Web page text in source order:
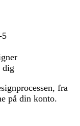
5
dig
fra
på din konto.